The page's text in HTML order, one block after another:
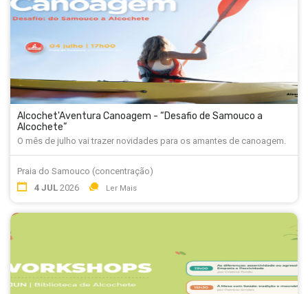
Alcochet'Aventura Canoagem - “Desafio de Samouco a
Alcochete”
O mês de julho vai trazer novidades para os amantes de canoagem.
Praia do Samouco (concentração)
4 JUL 2026 Ler Mais